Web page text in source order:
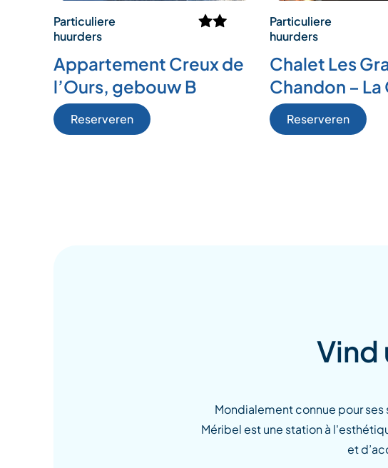
Particuliere
huurders
Appartement Creux de
l’Ours, gebouw B
Reserveren
Particuliere
huurders
Chalet Les
Chandon – La
Reserveren
Vind
Mondialement connue pour
Méribel est une station à
et